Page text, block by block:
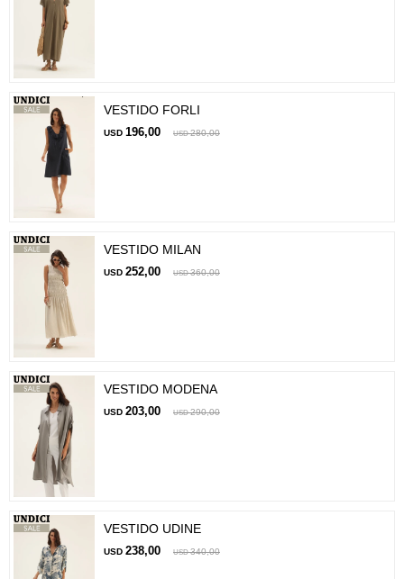
VESTIDO FORLI
USD 196,00 USD 280,00
VESTIDO MILAN
USD 252,00 USD 360,00
VESTIDO MODENA
USD 203,00 USD 290,00
VESTIDO UDINE
USD 238,00 USD 340,00